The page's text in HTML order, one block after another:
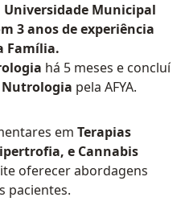
Municipal
3 anos de experiência
Família.
há 5 meses e concluí
Nutrologia pela AFYA.
em Terapias
e Cannabis
oferecer abordagens
pacientes.